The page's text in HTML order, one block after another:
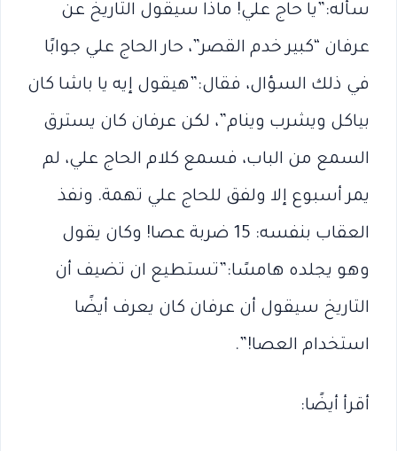
سأله:”يا حاج علي! ماذا سيقول التاريخ عن
عرفان “كبير خدم القصر”، حار الحاج علي جوابًا
في ذلك السؤال، فقال:”هيقول إيه يا باشا كان
بياكل ويشرب وينام”، لكن عرفان كان يسترق
السمع من الباب، فسمع كلام الحاج علي، لم
يمر أسبوع إلا ولفق للحاج علي تهمة. ونفذ
العقاب بنفسه: 15 ضربة عصا! وكان يقول
وهو يجلده هامسًا:”تستطيع ان تضيف أن
التاريخ سيقول أن عرفان كان يعرف أيضًا
استخدام العصا!”.
أقرأ أيضًا: